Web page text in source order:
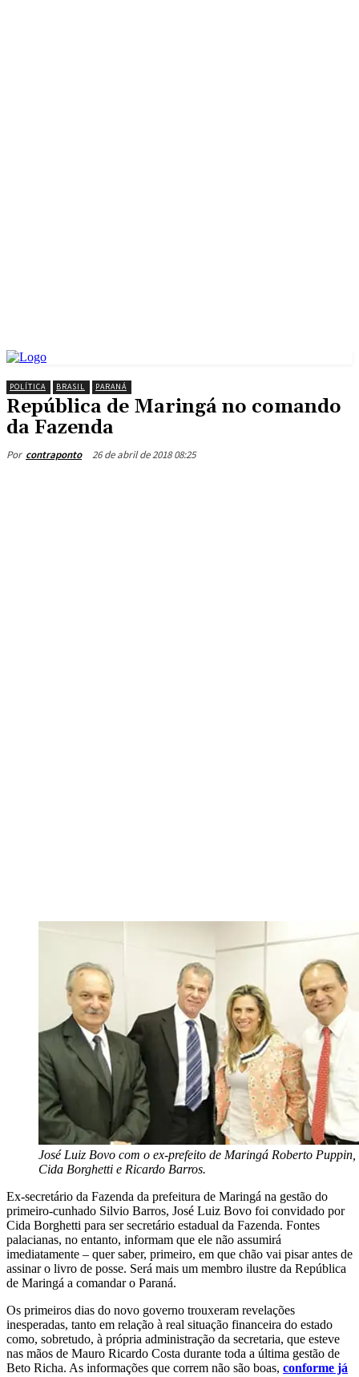
POLÍTICA BRASIL PARANÁ
República de Maringá no comando
da Fazenda
Por contraponto 26 de abril de 2018 08:25
José Luiz Bovo com o ex-prefeito de Maringá Roberto Puppin,
Cida Borghetti e Ricardo Barros.
Ex-secretário da Fazenda da prefeitura de Maringá na gestão do
primeiro-cunhado Silvio Barros, José Luiz Bovo foi convidado por
Cida Borghetti para ser secretário estadual da Fazenda. Fontes
palacianas, no entanto, informam que ele não assumirá
imediatamente – quer saber, primeiro, em que chão vai pisar antes de
assinar o livro de posse. Será mais um membro ilustre da República
de Maringá a comandar o Paraná.
Os primeiros dias do novo governo trouxeram revelações
inesperadas, tanto em relação à real situação financeira do estado
como, sobretudo, à própria administração da secretaria, que esteve
nas mãos de Mauro Ricardo Costa durante toda a última gestão de
Beto Richa. As informações que correm não são boas, conforme já